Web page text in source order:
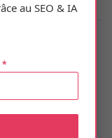
au SEO & IA
*